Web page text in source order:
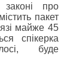
про
пакет
майже 45
спікерка
буде